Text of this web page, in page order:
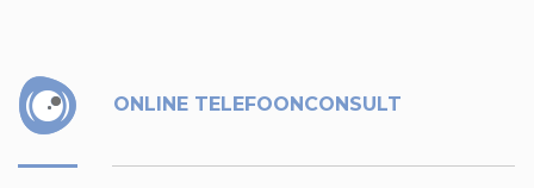
ONLINE TELEFOONCONSULT